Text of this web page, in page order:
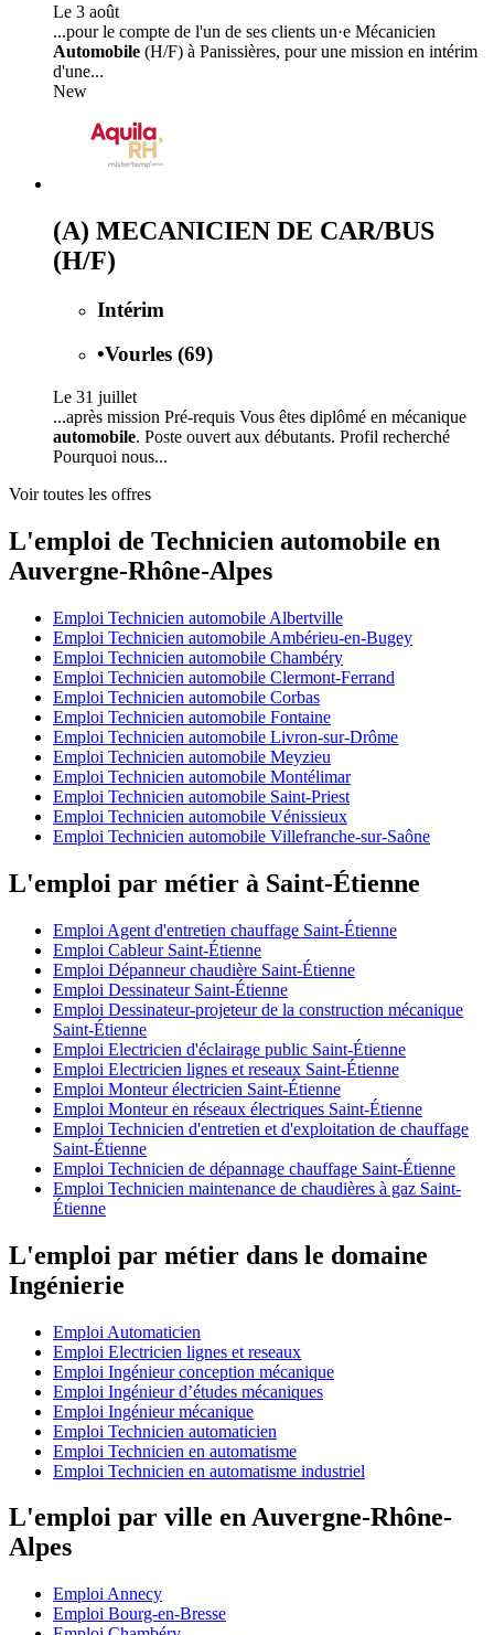
Le 3 août
...pour le compte de l'un de ses clients un·e Mécanicien
Automobile (H/F) à Panissières, pour une mission en intérim
d'une...
New
(A) MECANICIEN DE CAR/BUS
(H/F)
Intérim
•Vourles (69)
Le 31 juillet
...après mission Pré-requis Vous êtes diplômé en mécanique
automobile. Poste ouvert aux débutants. Profil recherché
Pourquoi nous...
Voir toutes les offres
L'emploi de Technicien automobile en
Auvergne-Rhône-Alpes
Emploi Technicien automobile Albertville
Emploi Technicien automobile Ambérieu-en-Bugey
Emploi Technicien automobile Chambéry
Emploi Technicien automobile Clermont-Ferrand
Emploi Technicien automobile Corbas
Emploi Technicien automobile Fontaine
Emploi Technicien automobile Livron-sur-Drôme
Emploi Technicien automobile Meyzieu
Emploi Technicien automobile Montélimar
Emploi Technicien automobile Saint-Priest
Emploi Technicien automobile Vénissieux
Emploi Technicien automobile Villefranche-sur-Saône
L'emploi par métier à Saint-Étienne
Emploi Agent d'entretien chauffage Saint-Étienne
Emploi Cableur Saint-Étienne
Emploi Dépanneur chaudière Saint-Étienne
Emploi Dessinateur Saint-Étienne
Emploi Dessinateur-projeteur de la construction mécanique
Saint-Étienne
Emploi Electricien d'éclairage public Saint-Étienne
Emploi Electricien lignes et reseaux Saint-Étienne
Emploi Monteur électricien Saint-Étienne
Emploi Monteur en réseaux électriques Saint-Étienne
Emploi Technicien d'entretien et d'exploitation de chauffage
Saint-Étienne
Emploi Technicien de dépannage chauffage Saint-Étienne
Emploi Technicien maintenance de chaudières à gaz Saint-
Étienne
L'emploi par métier dans le domaine
Ingénierie
Emploi Automaticien
Emploi Electricien lignes et reseaux
Emploi Ingénieur conception mécanique
Emploi Ingénieur d’études mécaniques
Emploi Ingénieur mécanique
Emploi Technicien automaticien
Emploi Technicien en automatisme
Emploi Technicien en automatisme industriel
L'emploi par ville en Auvergne-Rhône-
Alpes
Emploi Annecy
Emploi Bourg-en-Bresse